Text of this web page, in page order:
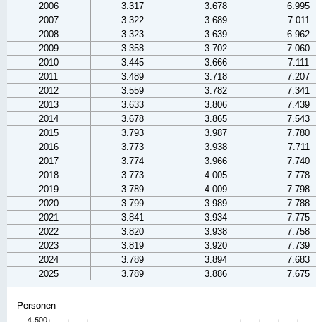
2006
3.317 3.678
6.995
2007
3.322 3.689
7.011
2008
3.323 3.639
6.962
2009
3.358 3.702
7.060
2010
3.445 3.666
7.111
2011
3.489 3.718
7.207
2012
3.559 3.782
7.341
2013
3.633 3.806
7.439
2014
3.678 3.865
7.543
2015
3.793 3.987
7.780
2016
3.773 3.938
7.711
2017
3.774 3.966
7.740
2018
3.773 4.005
7.778
2019
3.789 4.009
7.798
2020
3.799 3.989
7.788
2021
3.841 3.934
7.775
2022
3.820 3.938
7.758
2023
3.819 3.920
7.739
2024
3.789 3.894
7.683
2025
3.789 3.886 7.675